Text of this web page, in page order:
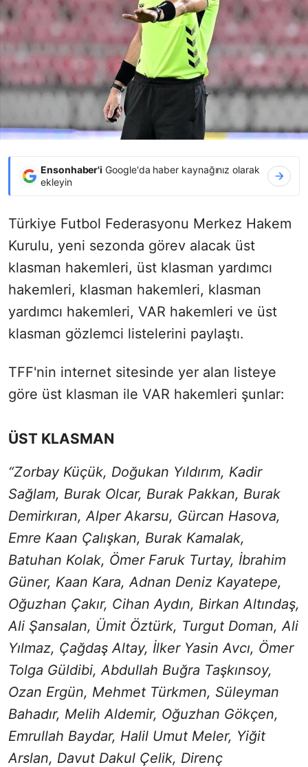
Ensonhaber'i Google'da haber kaynağınız olarak
ekleyin
Türkiye Futbol Federasyonu Merkez Hakem
Kurulu, yeni sezonda görev alacak üst
klasman hakemleri, üst klasman yardımcı
hakemleri, klasman hakemleri, klasman
yardımcı hakemleri, VAR hakemleri ve üst
klasman gözlemci listelerini paylaştı.
TFF'nin internet sitesinde yer alan listeye
göre üst klasman ile VAR hakemleri şunlar:
ÜST KLASMAN
“Zorbay Küçük, Doğukan Yıldırım, Kadir
Sağlam, Burak Olcar, Burak Pakkan, Burak
Demirkıran, Alper Akarsu, Gürcan Hasova,
Emre Kaan Çalışkan, Burak Kamalak,
Batuhan Kolak, Ömer Faruk Turtay, İbrahim
Güner, Kaan Kara, Adnan Deniz Kayatepe,
Oğuzhan Çakır, Cihan Aydın, Birkan Altındaş,
Ali Şansalan, Ümit Öztürk, Turgut Doman, Ali
Yılmaz, Çağdaş Altay, İlker Yasin Avcı, Ömer
Tolga Güldibi, Abdullah Buğra Taşkınsoy,
Ozan Ergün, Mehmet Türkmen, Süleyman
Bahadır, Melih Aldemir, Oğuzhan Gökçen,
Emrullah Baydar, Halil Umut Meler, Yiğit
Arslan, Davut Dakul Çelik, Direnç